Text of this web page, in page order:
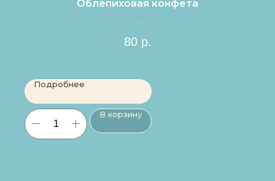
Облепиховая конфета
80 р.
Подробнее
В корзину